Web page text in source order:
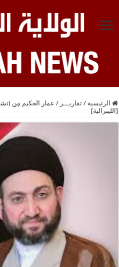
الرئيسية / تقاريـــر / عمار الحكيم مِن
[الليبرالية]